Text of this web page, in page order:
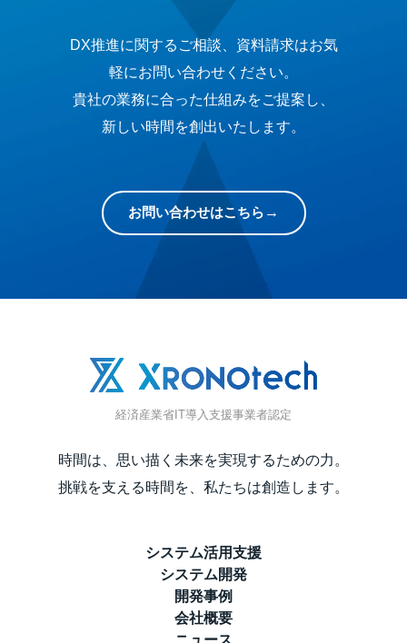
DX推進に関するご相談、資料請求はお気
軽にお問い合わせください。
貴社の業務に合った仕組みをご提案し、
新しい時間を創出いたします。
お問い合わせはこちら
経済産業省IT導入支援事業者認定
時間は、思い描く未来を実現するための力。
挑戦を支える時間を、私たちは創造します。
システム活用支援
システム開発
開発事例
会社概要
ニュース